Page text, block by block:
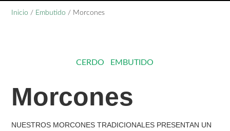
Inicio / Embutido / Morcones
CERDO EMBUTIDO
Morcones
NUESTROS MORCONES TRADICIONALES PRESENTAN UN